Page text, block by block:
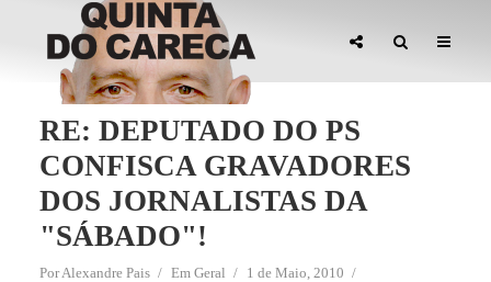
RE: DEPUTADO DO PS
CONFISCA GRAVADORES
DOS JORNALISTAS DA
"SÁBADO"!
PorAlexandre Pais Em Geral
1 de Maio, 2010